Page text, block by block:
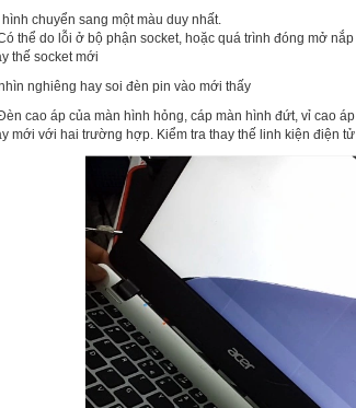
chuyển sang một màu duy nhất.
thể do lỗi ở bộ phận socket, hoặc quá trình đóng mở
thế socket mới
nghiêng hay soi đèn pin vào mới thấy
cao áp của màn hình hỏng, cáp màn hình đứt, vỉ cao
mới với hai trường hợp. Kiểm tra thay thế linh kiện điện